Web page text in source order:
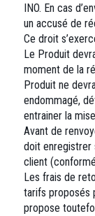
INO. En cas
un accusé de
Ce droit
Le Produit
moment de la
Produit ne
endommagé,
entrainer la
Avant de
doit enregistrer
client
Les frais de
tarifs proposés
propose